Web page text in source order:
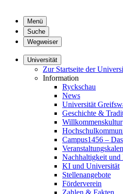
Menü
Suche
Wegweiser
Universität
Zur Startseite der
Information
Ryckschau
News
Universität
Geschichte &
Willkommenskultur
Campus1456 –
Nachhaltigkeit und
KI und Universität
Stellenangebote
Förderverein
Zahlen & Fakten